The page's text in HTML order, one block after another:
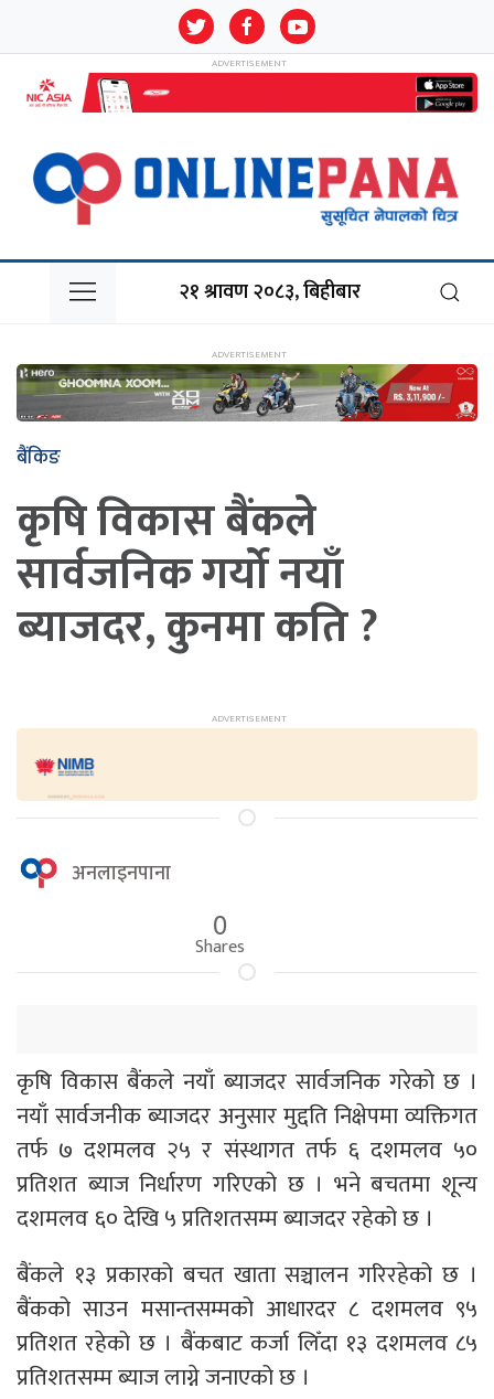
२१ श्रावण २०८३, बिहीबार
बैंकिङ
कृषि विकास बैंकले
सार्वजनिक गर्यो नयाँ
ब्याजदर, कुनमा कति ?
अनलाइनपाना
0
Shares
कृषि विकास बैंकले नयाँ ब्याजदर सार्वजनिक गरेको छ ।
नयाँ सार्वजनीक ब्याजदर अनुसार मुद्दति निक्षेपमा व्यक्तिगत
तर्फ ७ दशमलव २५ र संस्थागत तर्फ ६ दशमलव ५०
प्रतिशत ब्याज निर्धारण गरिएको छ । भने बचतमा शून्य
दशमलव ६० देखि ५ प्रतिशतसम्म ब्याजदर रहेको छ ।
बैंकले १३ प्रकारको बचत खाता सञ्चालन गरिरहेको छ ।
बैंकको साउन मसान्तसम्मको आधारदर ८ दशमलव ९५
प्रतिशत रहेको छ । बैंकबाट कर्जा लिँदा १३ दशमलव ८५
प्रतिशतसम्म ब्याज लाग्ने जनाएको छ ।